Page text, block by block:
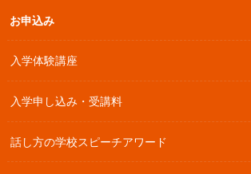
お申込み
入学体験講座
入学申し込み・受講料
話し方の学校スピーチアワード